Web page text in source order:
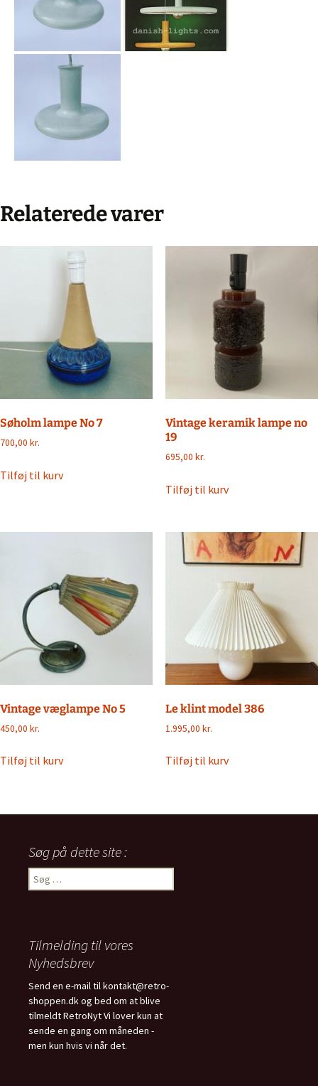
Relaterede varer
Søholm lampe No 7
700,00 kr.
Tilføj til kurv
Vintage keramik lampe no
19
695,00 kr.
Tilføj til kurv
Vintage væglampe No 5
450,00 kr.
Tilføj til kurv
Le klint model 386
1.995,00 kr.
Tilføj til kurv
Søg på dette site :
Søg
efter:
Tilmelding til vores
Nyhedsbrev
Send en e-mail til kontakt@retro-
shoppen.dk og bed om at blive
tilmeldt RetroNyt Vi lover kun at
sende en gang om måneden -
men kun hvis vi når det.